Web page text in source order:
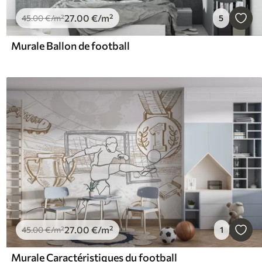
45.00€/m²27.00 €/m² 5
Murale Ballon de football
45.00€/m²27.00 €/m² 1
Murale Caractéristiques du football